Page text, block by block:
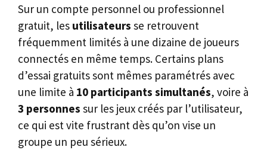
Sur un compte personnel ou professionnel
gratuit, les utilisateurs se retrouvent
fréquemment limités à une dizaine de joueurs
connectés en même temps. Certains plans
d’essai gratuits sont mêmes paramétrés avec
une limite à 10 participants simultanés, voire à
3 personnes sur les jeux créés par l’utilisateur,
ce qui est vite frustrant dès qu’on vise un
groupe un peu sérieux.